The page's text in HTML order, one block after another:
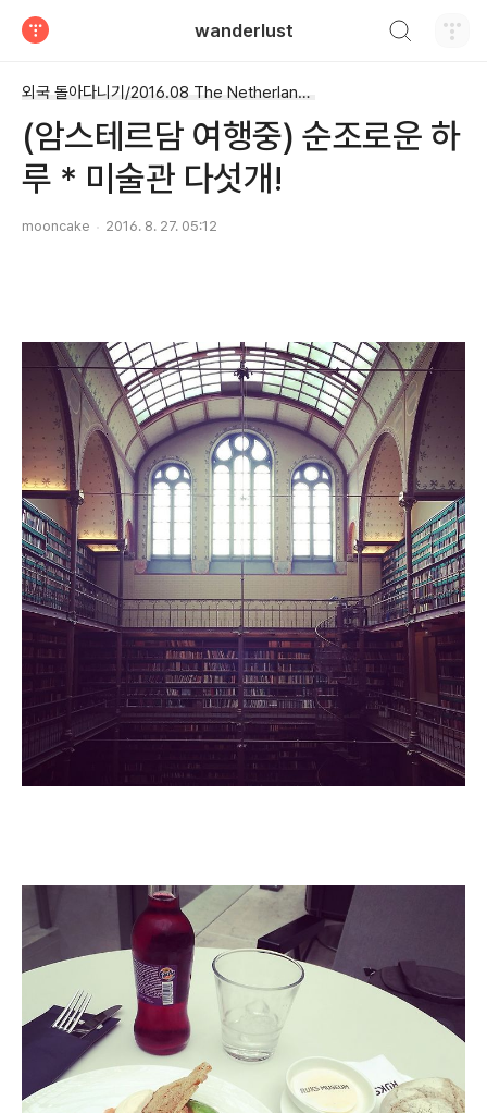
wanderlust
외국 돌아다니기/2016.08 The Netherlands
(암스테르담 여행중) 순조로운 하
루 * 미술관 다섯개!
mooncake 2016. 8. 27. 05:12